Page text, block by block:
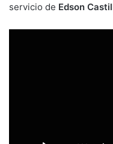
servicio de Edson